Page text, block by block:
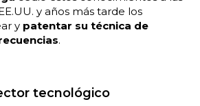
y años más tarde los
y patentar su técnica de
.
tecnológico